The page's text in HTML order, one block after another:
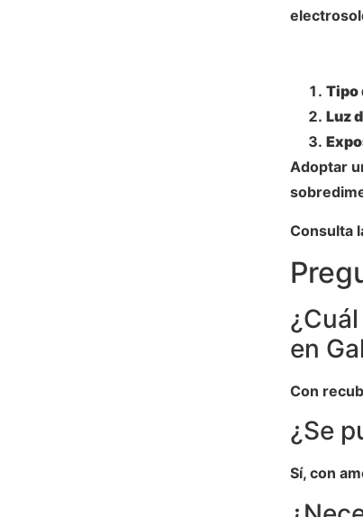
Tipo
Luz
Adoptar
Consulta
en
Con
¿Se
Sí, con